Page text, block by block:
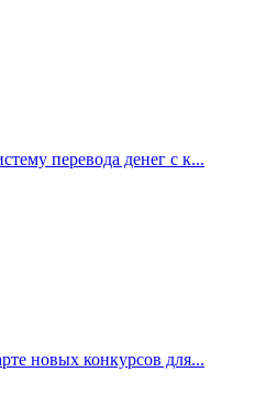
перевода денег с к...
новых конкурсов для...